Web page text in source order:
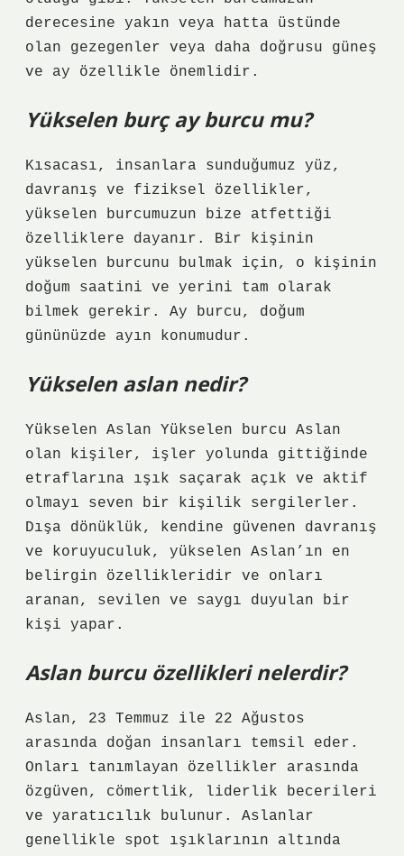
derecesine yakın veya hatta üstünde
olan gezegenler veya daha doğrusu güneş
ve ay özellikle önemlidir.
Yükselen burç ay burcu mu?
Kısacası, insanlara sunduğumuz yüz,
davranış ve fiziksel özellikler,
yükselen burcumuzun bize atfettiği
özelliklere dayanır. Bir kişinin
yükselen burcunu bulmak için, o kişinin
doğum saatini ve yerini tam olarak
bilmek gerekir. Ay burcu, doğum
gününüzde ayın konumudur.
Yükselen aslan nedir?
Yükselen Aslan Yükselen burcu Aslan
olan kişiler, işler yolunda gittiğinde
etraflarına ışık saçarak açık ve aktif
olmayı seven bir kişilik sergilerler.
Dışa dönüklük, kendine güvenen davranış
ve koruyuculuk, yükselen Aslan’ın en
belirgin özellikleridir ve onları
aranan, sevilen ve saygı duyulan bir
kişi yapar.
Aslan burcu özellikleri nelerdir?
Aslan, 23 Temmuz ile 22 Ağustos
arasında doğan insanları temsil eder.
Onları tanımlayan özellikler arasında
özgüven, cömertlik, liderlik becerileri
ve yaratıcılık bulunur. Aslanlar
genellikle spot ışıklarının altında